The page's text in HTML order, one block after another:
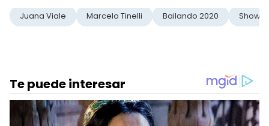
Juana Viale Marcelo Tinelli Bailando 2020